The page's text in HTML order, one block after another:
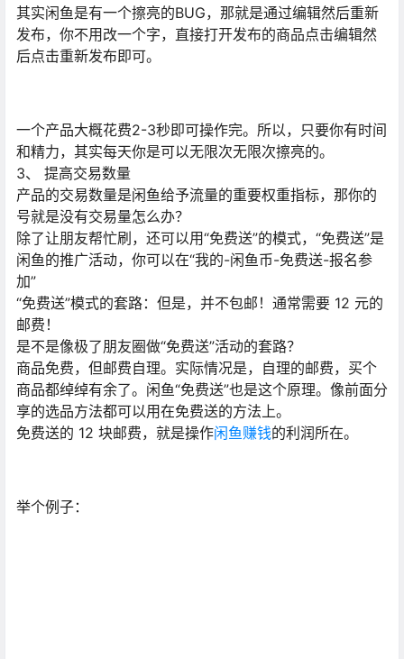
其实闲鱼是有一个擦亮的BUG，那就是通过编辑然后重新
发布，你不用改一个字，直接打开发布的商品点击编辑然
后点击重新发布即可。
一个产品大概花费2-3秒即可操作完。所以，只要你有时间
和精力，其实每天你是可以无限次无限次擦亮的。
3、 提高交易数量
产品的交易数量是闲鱼给予流量的重要权重指标，那你的
号就是没有交易量怎么办？
除了让朋友帮忙刷，还可以用“免费送”的模式，“免费送”是
闲鱼的推广活动，你可以在“我的-闲鱼币-免费送-报名参
加”
“免费送”模式的套路：但是，并不包邮！通常需要 12 元的
邮费！
是不是像极了朋友圈做“免费送”活动的套路？
商品免费，但邮费自理。实际情况是，自理的邮费，买个
商品都绰绰有余了。闲鱼“免费送”也是这个原理。像前面分
享的选品方法都可以用在免费送的方法上。
免费送的 12 块邮费，就是操作闲鱼赚钱的利润所在。
举个例子：